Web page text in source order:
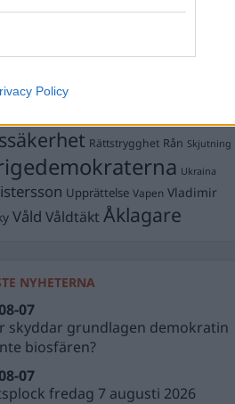
Policy
Michael Pålsson
Nilsson-Larancuent
Petter Inedahl
Rättstrygghet Rån Skjutning
Ukraina
Upprättelse Vapen Vladimir
Våld Våldtäkt Åklagare
NYHETERNA
skyddar grundlagen demokratin
biosfären?
07
fredag 7 augusti 2026
07